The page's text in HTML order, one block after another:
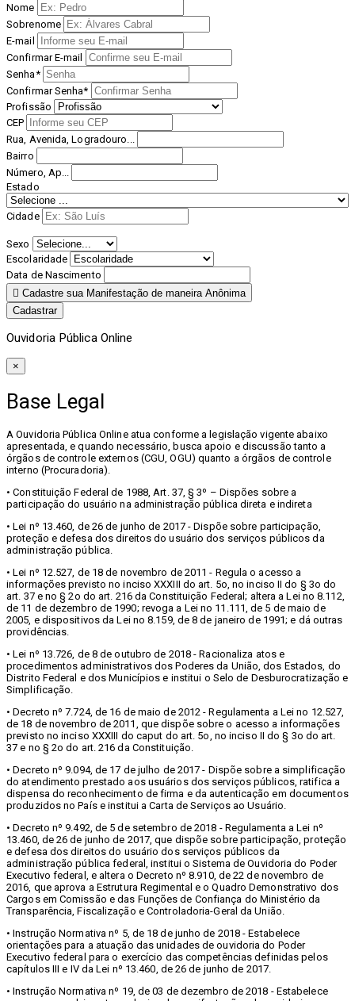
Nome
Sobrenome
E-mail
Confirmar E-mail
Senha*
Confirmar Senha*
Profissão
CEP
Rua, Avenida, Logradouro...
Bairro
Número, Ap...
Estado
Cidade
Sexo
Escolaridade
Data de Nascimento
Cadastre sua Manifestação de maneira Anônima
Cadastrar
Ouvidoria Pública Online
×
Base Legal
A Ouvidoria Pública Online atua conforme a legislação vigente abaixo
apresentada, e quando necessário, busca apoio e discussão tanto a
órgãos de controle externos (CGU, OGU) quanto a órgãos de controle
interno (Procuradoria).
• Constituição Federal de 1988, Art. 37, § 3º – Dispões sobre a
participação do usuário na administração pública direta e indireta
• Lei nº 13.460, de 26 de junho de 2017 - Dispõe sobre participação,
proteção e defesa dos direitos do usuário dos serviços públicos da
administração pública.
• Lei nº 12.527, de 18 de novembro de 2011 - Regula o acesso a
informações previsto no inciso XXXIII do art. 5o, no inciso II do § 3o do
art. 37 e no § 2o do art. 216 da Constituição Federal; altera a Lei no 8.112,
de 11 de dezembro de 1990; revoga a Lei no 11.111, de 5 de maio de
2005, e dispositivos da Lei no 8.159, de 8 de janeiro de 1991; e dá outras
providências.
• Lei nº 13.726, de 8 de outubro de 2018 - Racionaliza atos e
procedimentos administrativos dos Poderes da União, dos Estados, do
Distrito Federal e dos Municípios e institui o Selo de Desburocratização e
Simplificação.
• Decreto nº 7.724, de 16 de maio de 2012 - Regulamenta a Lei no 12.527,
de 18 de novembro de 2011, que dispõe sobre o acesso a informações
previsto no inciso XXXIII do caput do art. 5o, no inciso II do § 3o do art.
37 e no § 2o do art. 216 da Constituição.
• Decreto nº 9.094, de 17 de julho de 2017 - Dispõe sobre a simplificação
do atendimento prestado aos usuários dos serviços públicos, ratifica a
dispensa do reconhecimento de firma e da autenticação em documentos
produzidos no País e institui a Carta de Serviços ao Usuário.
• Decreto nº 9.492, de 5 de setembro de 2018 - Regulamenta a Lei nº
13.460, de 26 de junho de 2017, que dispõe sobre participação, proteção
e defesa dos direitos do usuário dos serviços públicos da
administração pública federal, institui o Sistema de Ouvidoria do Poder
Executivo federal, e altera o Decreto nº 8.910, de 22 de novembro de
2016, que aprova a Estrutura Regimental e o Quadro Demonstrativo dos
Cargos em Comissão e das Funções de Confiança do Ministério da
Transparência, Fiscalização e Controladoria-Geral da União.
• Instrução Normativa nº 5, de 18 de junho de 2018 - Estabelece
orientações para a atuação das unidades de ouvidoria do Poder
Executivo federal para o exercício das competências definidas pelos
capítulos III e IV da Lei nº 13.460, de 26 de junho de 2017.
• Instrução Normativa nº 19, de 03 de dezembro de 2018 - Estabelece